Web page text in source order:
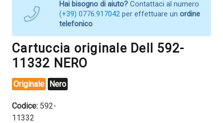
Hai bisogno di aiuto? Contattaci al numero
(+39) 0776.917042 per effettuare un ordine
telefonico
Cartuccia originale Dell 592-
11332 NERO
Originale Nero
Codice: 592-
11332